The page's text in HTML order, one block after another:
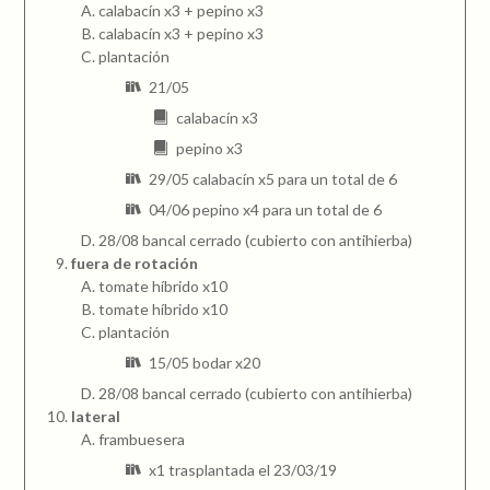
calabacín x3 + pepino x3
calabacín x3 + pepino x3
plantación
21/05
calabacín x3
pepino x3
29/05 calabacín x5 para un total de 6
04/06 pepino x4 para un total de 6
28/08 bancal cerrado (cubierto con antihierba)
fuera de rotación
tomate híbrido x10
tomate híbrido x10
plantación
15/05 bodar x20
28/08 bancal cerrado (cubierto con antihierba)
lateral
frambuesera
x1 trasplantada el 23/03/19